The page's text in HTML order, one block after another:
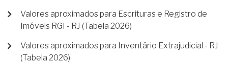
Valores aproximados para Escrituras e Registro de
Imóveis RGI - RJ (Tabela 2026)
Valores aproximados para Inventário Extrajudicial - RJ
(Tabela 2026)